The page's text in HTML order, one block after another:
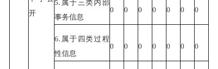
开
5.属于三类内部
事务信息
0 0 0 0 0 0 0
6.属于四类过程
性信息
0 0 0 0 0 0 0